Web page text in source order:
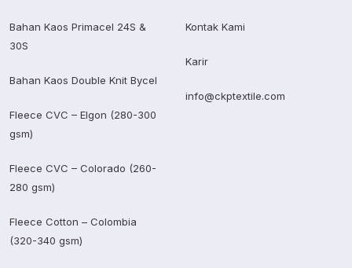
Bahan Kaos Primacel 24S &
30S
Bahan Kaos Double Knit Bycel
Fleece CVC – Elgon (280-300
gsm)
Fleece CVC – Colorado (260-
280 gsm)
Fleece Cotton – Colombia
(320-340 gsm)
Kontak Kami
Karir
info@ckptextile.com